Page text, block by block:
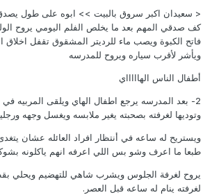
< سعيدان اكبر سروق بالبيت >> ابوه على طول يصدق
كف صدقي المهم بعد ما يخلص الفلم اليومي يروح
فاتح الكبوة ويصب ماء للرديتر المشقوق تقفل اخلاق
ويأشر لأقرب سياره ويروح للمدرسه
أطفال الناس الهاااااي
2- بعد المدرسه يرجع اطفال الهاي ويلقى المربيه في
وتوديها لغرفته بصحبته يغير ملابسه ويغسل وجهه
ويستريح له ساعه في أنتظار افراد العائله عشان يتغدى
طبعا ما اعرف وشو بس اللي اعرفه انهم ياكلونه
يروح لغرفة الجلوس ويشرب شاهي للتهضيم ويحلي
لغرفته ينام له ساعه قبل العصر.